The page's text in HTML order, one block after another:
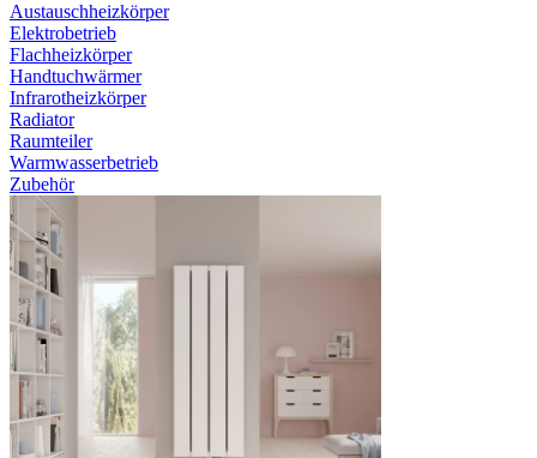
Austauschheizkörper
Elektrobetrieb
Flachheizkörper
Handtuchwärmer
Infrarotheizkörper
Radiator
Raumteiler
Warmwasserbetrieb
Zubehör